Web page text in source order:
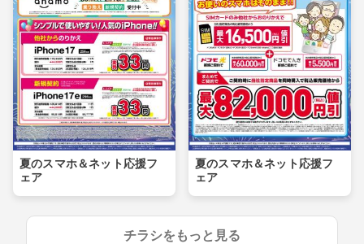
夏のスマホ＆ネット応援フ
ェア
夏のスマホ＆ネット応援フ
ェア
チラシをもっと見る